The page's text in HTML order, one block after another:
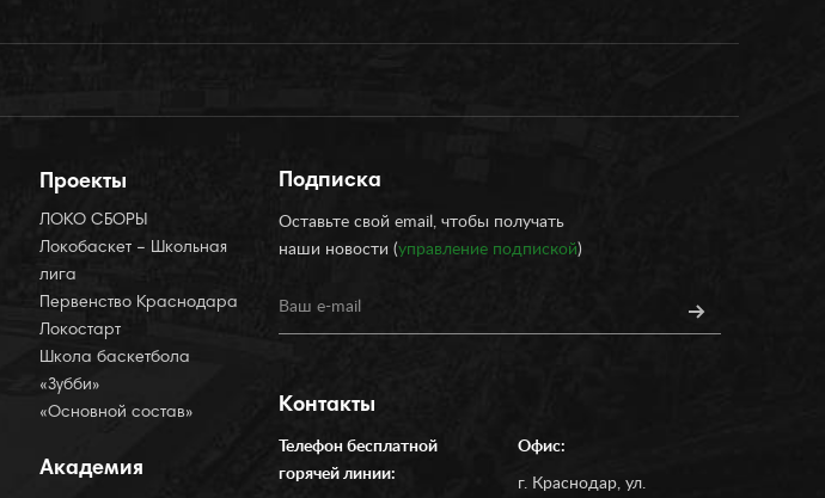
Проекты
ЛОКО СБОРЫ
Локобаскет – Школьная
лига
Первенство Краснодара
Локостарт
Школа баскетбола
«Зубби»
«Основной состав»
Академия
Подписка
Оставьте свой email, чтобы получать
наши новости (управление подпиской)
Контакты
Телефон бесплатной
горячей линии:
Офис:
г. Краснодар, ул.